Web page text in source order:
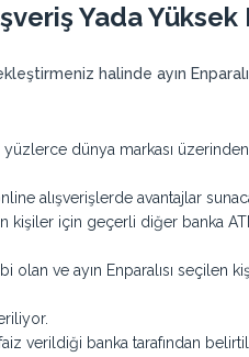
Yada Yüksek
halinde ayın
dünya markası
alışverişlerde avantajlar
kişiler için geçerli diğer banka
olan ve ayın Enparalısı seçilen
verildiği banka tarafından